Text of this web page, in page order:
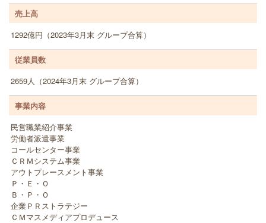
売上高
1292億円（2023年3月末 グループ合算）
従業員数
2659人（2024年3月末 グループ合算）
事業内容
民営職業紹介事業
労働者派遣事業
コールセンター事業
ＣＲＭシステム事業
アウトプレースメント事業
Ｐ・Ｅ・Ｏ
Ｂ・Ｐ・Ｏ
企業ＰＲストラテジー
ＣＭマスメディアプロデュース